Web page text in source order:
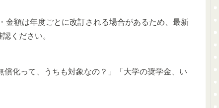
額は年度ごとに改訂される場合があるため、最新
ください。
化って、うちも対象なの？」「大学の奨学金、い